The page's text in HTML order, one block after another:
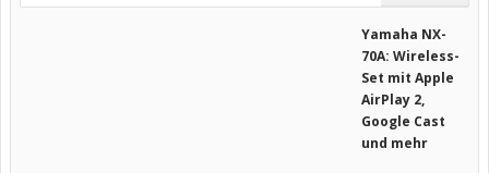
Yamaha NX-
70A: Wireless-
Set mit Apple
AirPlay 2,
Google Cast
und mehr